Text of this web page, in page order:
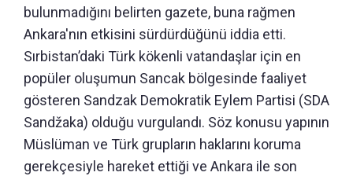
bulunmadığını belirten gazete, buna rağmen
Ankara'nın etkisini sürdürdüğünü iddia etti.
Sırbistan’daki Türk kökenli vatandaşlar için en
popüler oluşumun Sancak bölgesinde faaliyet
gösteren Sandzak Demokratik Eylem Partisi (SDA
Sandžaka) olduğu vurgulandı. Söz konusu yapının
Müslüman ve Türk grupların haklarını koruma
gerekçesiyle hareket ettiği ve Ankara ile son